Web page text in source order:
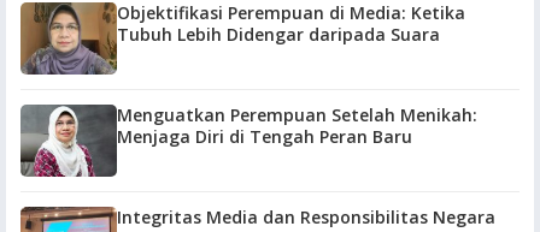
Objektifikasi Perempuan di Media: Ketika
Tubuh Lebih Didengar daripada Suara
Menguatkan Perempuan Setelah Menikah:
Menjaga Diri di Tengah Peran Baru
Integritas Media dan Responsibilitas Negara